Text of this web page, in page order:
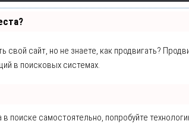
свой сайт, но не знаете, как продвигать?
в поисковых системах.
поиске самостоятельно, попробуйте